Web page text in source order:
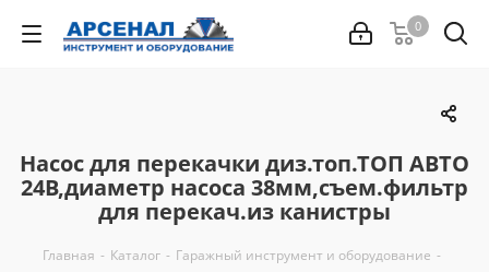
0
Насос для перекачки диз.топ.ТОП АВТО
24В,диаметр насоса 38мм,съем.фильтр
для перекач.из канистры
Главная - Каталог - Гаражный инструмент и оборудование -